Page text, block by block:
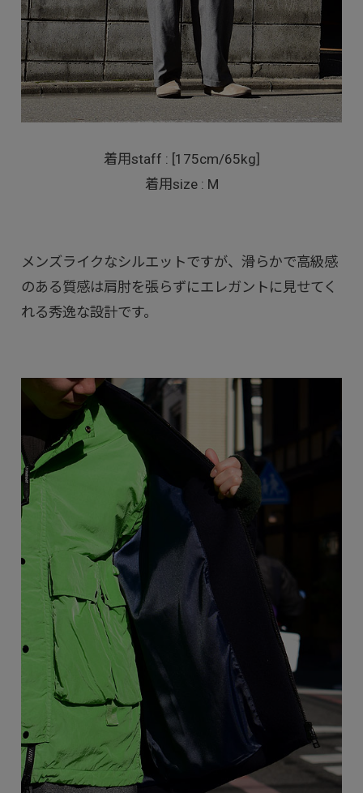
着用staff : [175cm/65kg]
着用size : M
メンズライクなシルエットですが、滑らかで高級感
のある質感は肩肘を張らずにエレガントに見せてく
れる秀逸な設計です。